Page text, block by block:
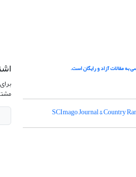
به مقالات آزاد و رایگان است.